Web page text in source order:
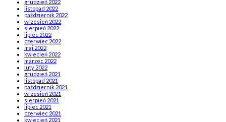
grudzień 2022
listopad 2022
październik 2022
wrzesień 2022
sierpień 2022
lipiec 2022
czerwiec 2022
maj 2022
kwiecień 2022
marzec 2022
luty 2022
grudzień 2021
listopad 2021
październik 2021
wrzesień 2021
sierpień 2021
lipiec 2021
czerwiec 2021
kwiecień 2021